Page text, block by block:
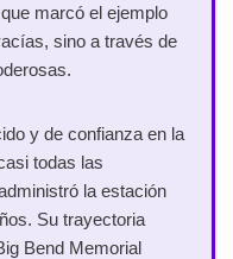
marcó el ejemplo
sino a través de
y de confianza en la
todas las
la estación
Su trayectoria
Bend Memorial